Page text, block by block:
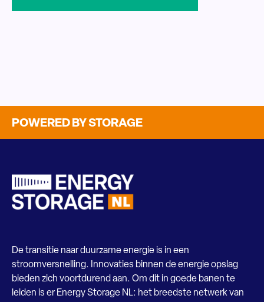
POWERED BY STORAGE
De transitie naar duurzame energie is in een
stroomversnelling. Innovaties binnen de energie opslag
bieden zich voortdurend aan. Om dit in goede banen te
leiden is er Energy Storage NL: het breedste netwerk van